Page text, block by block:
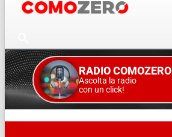
RADIO COMOZERO
Ascolta la radio
con un click!